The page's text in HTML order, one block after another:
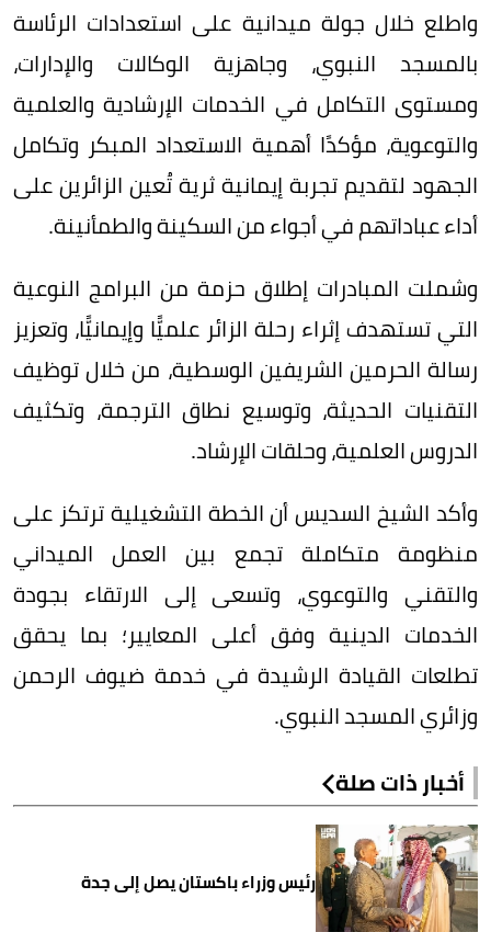
واطلع خلال جولة ميدانية على استعدادات الرئاسة
بالمسجد النبوي، وجاهزية الوكالات والإدارات،
ومستوى التكامل في الخدمات الإرشادية والعلمية
والتوعوية، مؤكدًا أهمية الاستعداد المبكر وتكامل
الجهود لتقديم تجربة إيمانية ثرية تُعين الزائرين على
أداء عباداتهم في أجواء من السكينة والطمأنينة.
وشملت المبادرات إطلاق حزمة من البرامج النوعية
التي تستهدف إثراء رحلة الزائر علميًّا وإيمانيًّا، وتعزيز
رسالة الحرمين الشريفين الوسطية، من خلال توظيف
التقنيات الحديثة، وتوسيع نطاق الترجمة، وتكثيف
الدروس العلمية، وحلقات الإرشاد.
وأكد الشيخ السديس أن الخطة التشغيلية ترتكز على
منظومة متكاملة تجمع بين العمل الميداني
والتقني والتوعوي، وتسعى إلى الارتقاء بجودة
الخدمات الدينية وفق أعلى المعايير؛ بما يحقق
تطلعات القيادة الرشيدة في خدمة ضيوف الرحمن
وزائري المسجد النبوي.
أخبار ذات صلة
رئيس وزراء باكستان يصل إلى جدة